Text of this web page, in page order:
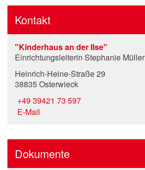
Kontakt
"Kinderhaus an der Ilse"
Einrichtungsleiterin Stephanie Müller
Heinrich-Heine-Straße 29
38835 Osterwieck
+49 39421 73 597
E-Mail
Dokumente